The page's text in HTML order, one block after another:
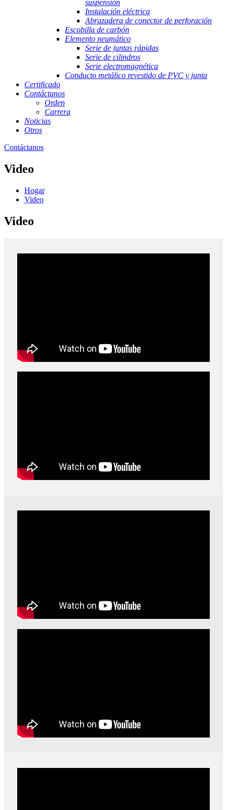
suspensión
Instalación eléctrica
Abrazadera de conector de perforación
Escobilla de carbón
Elemento neumático
Serie de juntas rápidas
Serie de cilindros
Serie electromagnética
Conducto metálico revestido de PVC y junta
Certificado
Contáctanos
Orden
Carrera
Noticias
Otros
Contáctanos
Video
Hogar
Video
Video